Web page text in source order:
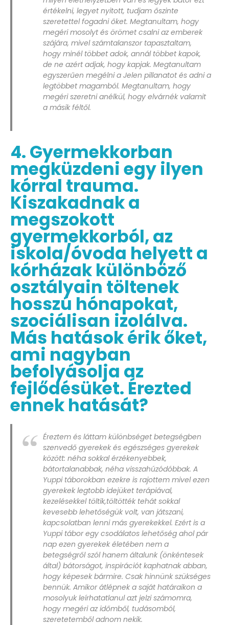
értékelni, legyet nyitott, tudjam őszinte
szeretettel fogadni őket. Megtanultam, hogy
megéri mosolyt és örömet csalni az emberek
szájára, mivel számtalanszor tapasztaltam,
hogy minél többet adok, annál többet kapok,
de ne azért adjak, hogy kapjak. Megtanultam
egyszerűen megélni a Jelen pillanatot és adni a
legtöbbet magamból. Megtanultam, hogy
megéri szeretni anélkül, hogy elvárnék valamit
a másik féltől.
4. Gyermekkorban
megküzdeni egy ilyen
kórral trauma.
Kiszakadnak a
megszokott
gyermekkorból, az
iskola/óvoda helyett a
kórházak különböző
osztályain töltenek
hosszú hónapokat,
szociálisan izolálva.
Más hatások érik őket,
ami nagyban
befolyásolja az
fejlődésüket. Érezted
ennek hatását?
Éreztem és láttam különbséget betegségben
szenvedő gyerekek és egészséges gyerekek
között: néha sokkal érzékenyebbek,
bátortalanabbak, néha visszahúzódóbbak. A
Yuppi táborokban ezekre is rajottem mivel ezen
gyerekek legtobb idejüket terápiával,
kezelésekkel töltik,töltötték tehát sokkal
kevesebb lehetőségük volt, van játszani,
kapcsolatban lenni más gyerekekkel. Ezért is a
Yuppi tábor egy csodálatos lehetőség ahol pár
nap ezen gyerekek életében nem a
betegségről szól hanem általunk (önkéntesek
által) bátorságot, inspirációt kaphatnak abban,
hogy képesek bármire. Csak hinnünk szükséges
bennük. Amikor átlépnek a saját határaikon a
mosolyuk leírhatatlanul azt jelzi számomra,
hogy megéri az időmből, tudásomból,
szeretetemből adnom nekik.